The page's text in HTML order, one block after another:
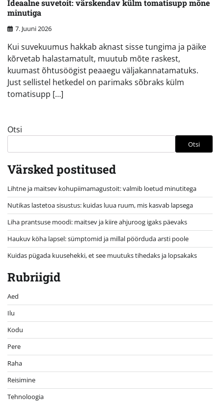
Ideaalne suvetoit: värskendav külm tomatisupp mõne
minutiga
7. Juuni 2026
Kui suvekuumus hakkab aknast sisse tungima ja päike
kõrvetab halastamatult, muutub mõte raskest,
kuumast õhtusöögist peaaegu väljakannatamatuks.
Just sellistel hetkedel on parimaks sõbraks külm
tomatisupp […]
Otsi
Otsi
Värsked postitused
Lihtne ja maitsev kohupiimamagustoit: valmib loetud minutitega
Nutikas lastetoa sisustus: kuidas luua ruum, mis kasvab lapsega
Liha prantsuse moodi: maitsev ja kiire ahjuroog igaks päevaks
Haukuv köha lapsel: sümptomid ja millal pöörduda arsti poole
Kuidas pügada kuusehekki, et see muutuks tihedaks ja lopsakaks
Rubriigid
Aed
Ilu
Kodu
Pere
Raha
Reisimine
Tehnoloogia